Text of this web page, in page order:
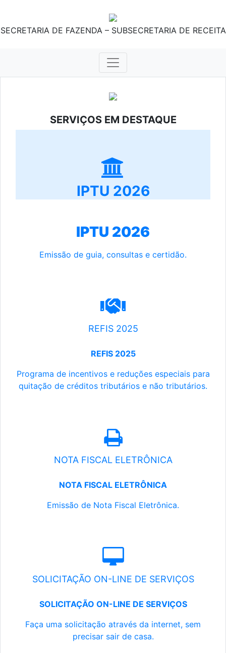
SECRETARIA DE FAZENDA – SUBSECRETARIA DE RECEITA
SERVIÇOS EM DESTAQUE
IPTU 2026
IPTU 2026
Emissão de guia, consultas e certidão.
REFIS 2025
REFIS 2025
Programa de incentivos e reduções especiais para
quitação de créditos tributários e não tributários.
NOTA FISCAL ELETRÔNICA
NOTA FISCAL ELETRÔNICA
Emissão de Nota Fiscal Eletrônica.
SOLICITAÇÃO ON-LINE DE SERVIÇOS
SOLICITAÇÃO ON-LINE DE SERVIÇOS
Faça uma solicitação através da internet, sem
precisar sair de casa.